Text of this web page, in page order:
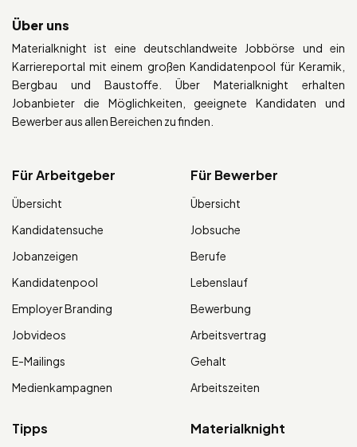
Über uns
Materialknight ist eine deutschlandweite Jobbörse und ein
Karriereportal mit einem großen Kandidatenpool für Keramik,
Bergbau und Baustoffe. Über Materialknight erhalten
Jobanbieter die Möglichkeiten, geeignete Kandidaten und
Bewerber aus allen Bereichen zu finden.
Für Arbeitgeber
Übersicht
Kandidatensuche
Jobanzeigen
Kandidatenpool
Employer Branding
Jobvideos
E-Mailings
Medienkampagnen
Für Bewerber
Übersicht
Jobsuche
Berufe
Lebenslauf
Bewerbung
Arbeitsvertrag
Gehalt
Arbeitszeiten
Tipps Materialknight